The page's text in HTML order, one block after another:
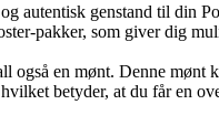
autentisk genstand til din
pakker, som giver dig
en mønt. Denne mønt
betyder, at du får en